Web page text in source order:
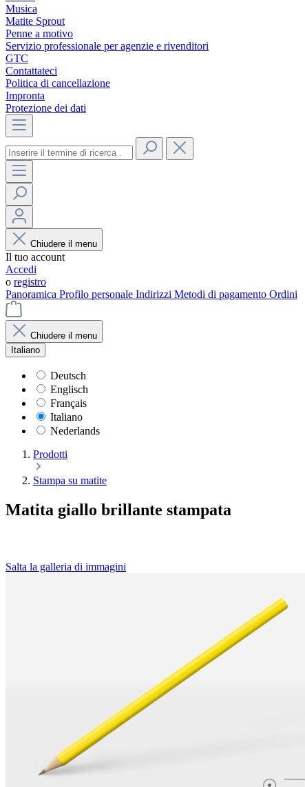
Musica
Matite Sprout
Penne a motivo
Servizio professionale per agenzie e rivenditori
GTC
Contattateci
Politica di cancellazione
Impronta
Protezione dei dati
Chiudere il menu
Il tuo account
Accedi
o registro
Panoramica Profilo personale Indirizzi Metodi di pagamento Ordini
Chiudere il menu
Italiano
Deutsch
Englisch
Français
Italiano
Nederlands
Prodotti
Stampa su matite
Matita giallo brillante stampata
Salta la galleria di immagini